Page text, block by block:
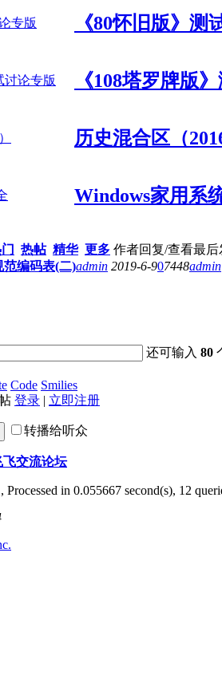
《80怀旧版》测
《108塔罗牌版
历史混合区（
Windows家用系
热帖 精华 更多 作者回复/查看最后
编码表(二)admin 2019-6-907448admin
还可输入80
Code Smilies
登录 | 立即注册
转播给听众
飞交流论坛
, Processed in 0.055667 second(s), 12